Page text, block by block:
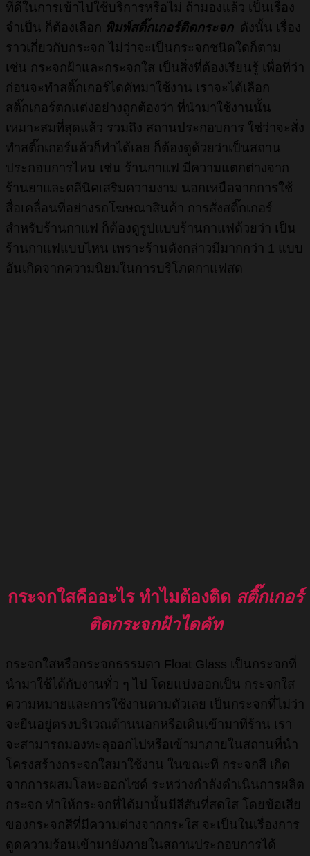
ที่ดีในการเข้าไปใช้บริการหรือไม่ ถ้ามองแล้ว เป็นเรื่อง
จำเป็น ก็ต้องเลือก พิมพ์สติ๊กเกอร์ติดกระจก ดังนั้น เรื่อง
ราวเกี่ยวกับกระจก ไม่ว่าจะเป็นกระจกชนิดใดก็ตาม
เช่น กระจกฝ้าและกระจกใส เป็นสิ่งที่ต้องเรียนรู้ เพื่อที่ว่า
ก่อนจะทำสติ๊กเกอร์ไดคัทมาใช้งาน เราจะได้เลือก
สติ๊กเกอร์ตกแต่งอย่างถูกต้องว่า ที่นำมาใช้งานนั้น
เหมาะสมที่สุดแล้ว รวมถึง สถานประกอบการ ใช่ว่าจะสั่ง
ทำสติ๊กเกอร์แล้วก็ทำได้เลย ก็ต้องดูด้วยว่าเป็นสถาน
ประกอบการไหน เช่น ร้านกาแฟ มีความแตกต่างจาก
ร้านยาและคลีนิคเสริมความงาม นอกเหนือจากการใช้
สื่อเคลื่อนที่อย่างรถโฆษณาสินค้า การสั่งสติ๊กเกอร์
สำหรับร้านกาแฟ ก็ต้องดูรูปแบบร้านกาแฟด้วยว่า เป็น
ร้านกาแฟแบบไหน เพราะร้านดังกล่าวมีมากกว่า 1 แบบ
อันเกิดจากความนิยมในการบริโภคกาแฟสด
กระจกใสคืออะไร ทำไมต้องติด สติ๊กเกอร์
ติดกระจกฝ้าไดคัท
กระจกใสหรือกระจกธรรมดา Float Glass เป็นกระจกที่
นำมาใช้ได้กับงานทั่ว ๆ ไป โดยแบ่งออกเป็น กระจกใส
ความหมายและการใช้งานตามตัวเลย เป็นกระจกที่ไม่ว่า
จะยืนอยู่ตรงบริเวณด้านนอกหรือเดินเข้ามาที่ร้าน เรา
จะสามารถมองทะลุออกไปหรือเข้ามาภายในสถานที่นำ
โครงสร้างกระจกใสมาใช้งาน ในขณะที่ กระจกสี เกิด
จากการผสมโลหะออกไซด์ ระหว่างกำลังดำเนินการผลิต
กระจก ทำให้กระจกที่ได้มานั้นมีสีสันที่สดใส โดยข้อเสีย
ของกระจกสีที่มีความต่างจากกระใส จะเป็นในเรื่องการ
ดูดความร้อนเข้ามายังภายในสถานประกอบการได้